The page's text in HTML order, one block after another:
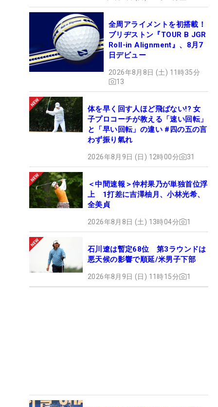
全周アライメントを初搭載！
ブリヂストン『TOUR B JGR
Roll-in Alignment』、8月7
日デビュー
2026年8月8日 (土) 11時35分
13
体を早く回す人ほど飛ばない!? 女
子プロコーチが教える「速い回転」
と「早い回転」の違い #四の五の言
わず振り氣れ
2026年8月9日 (日) 12時00分 31
＜中間速報＞仲村果乃が単独首位浮
上 1打差に吉澤柚月、小林光希、
全美貞
2026年8月8日 (土) 13時04分 1
石川遼は暫定68位 第3ラウンドは
悪天候の影響で順延/米男子下部
2026年8月9日 (日) 11時15分 1